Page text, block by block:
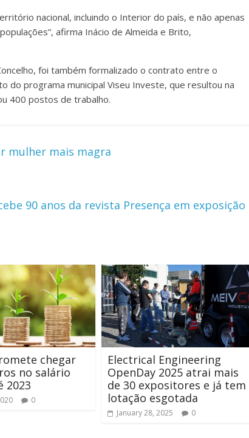
nacional, incluindo o Interior do país, e não apenas
afirma Inácio de Almeida e Brito,
foi também formalizado o contrato entre o
do programa municipal Viseu Investe, que resultou na
400 postos de trabalho.
mulher mais magra
90 anos da revista Presença em exposição
chegar
no salário
2023
0
Electrical Engineering
OpenDay 2025 atrai mais
de 30 expositores e já tem
lotação esgotada
January 28, 2025 0